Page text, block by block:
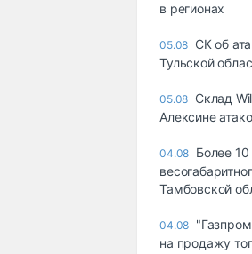
в регионах
05.08 СК об
Тульской
05.08 Склад
Алексине
04.08 Более 10
Тамбовской
04.08
на продажу